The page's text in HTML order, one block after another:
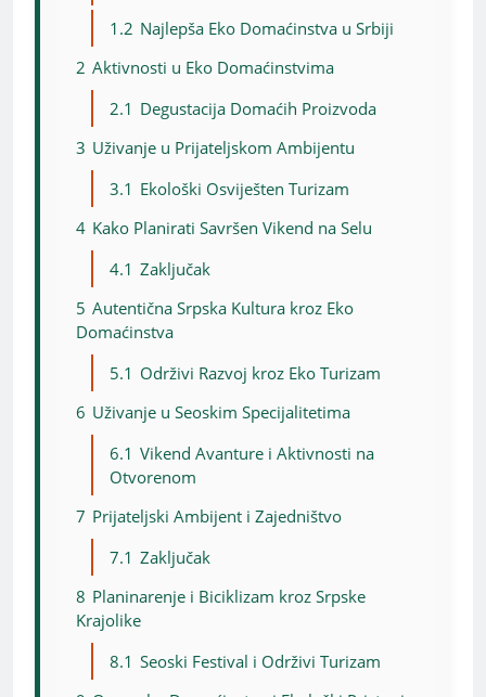
1.2 Najlepša Eko Domaćinstva u Srbiji
2 Aktivnosti u Eko Domaćinstvima
2.1 Degustacija Domaćih Proizvoda
3 Uživanje u Prijateljskom Ambijentu
3.1 Ekološki Osviješten Turizam
4 Kako Planirati Savršen Vikend na Selu
4.1 Zaključak
5 Autentična Srpska Kultura kroz Eko
Domaćinstva
5.1 Održivi Razvoj kroz Eko Turizam
6 Uživanje u Seoskim Specijalitetima
6.1 Vikend Avanture i Aktivnosti na
Otvorenom
7 Prijateljski Ambijent i Zajedništvo
7.1 Zaključak
8 Planinarenje i Biciklizam kroz Srpske
Krajolike
8.1 Seoski Festival i Održivi Turizam